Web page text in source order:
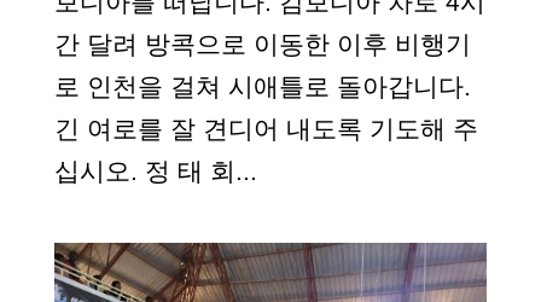
간 달려 방콕으로 이동한 이후 비행기
로 인천을 걸쳐 시애틀로 돌아갑니다.
긴 여로를 잘 견디어 내도록 기도해 주
십시오. 정 태 회...